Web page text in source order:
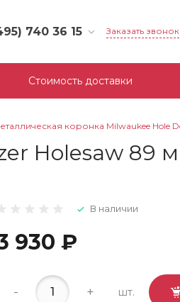
740 36 15
740 36 15
Филевский
Заказать звонок
Стоимость доставки
коронка Milwaukee Hole
Holesaw 89
В наличии
930 ₽
- + шт.